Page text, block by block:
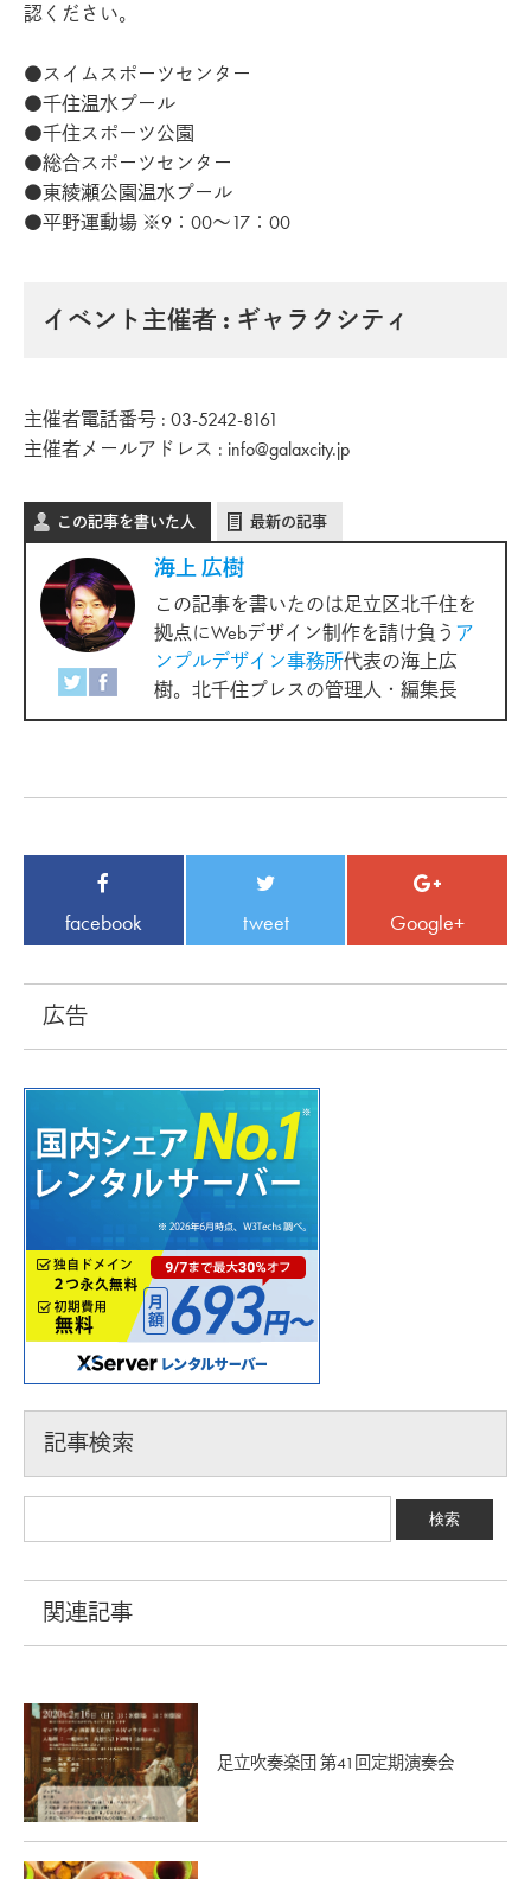
認ください。
●スイムスポーツセンター
●千住温水プール
●千住スポーツ公園
●総合スポーツセンター
●東綾瀬公園温水プール
●平野運動場 ※9：00～17：00
イベント主催者 : ギャラクシティ
主催者電話番号 : 03-5242-8161
主催者メールアドレス : info@galaxcity.jp
この記事を書いた人 最新の記事
海上 広樹
この記事を書いたのは足立区北千住を
拠点にWebデザイン制作を請け負う ア
ンプルデザイン事務所代表の海上広
樹。北千住プレスの管理人・編集長
facebook tweet Google+
広告
記事検索
関連記事
足立吹奏楽団 第41回定期演奏会